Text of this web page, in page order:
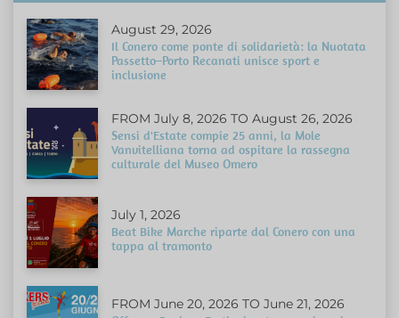
August 29, 2026
Il Conero come ponte di solidarietà: la Nuotata
Passetto–Porto Recanati unisce sport e
inclusione
FROM July 8, 2026 TO August 26, 2026
Sensi d'Estate compie 25 anni, la Mole
Vanvitelliana torna ad ospitare la rassegna
culturale del Museo Omero
July 1, 2026
Beat Bike Marche riparte dal Conero con una
tappa al tramonto
FROM June 20, 2026 TO June 21, 2026